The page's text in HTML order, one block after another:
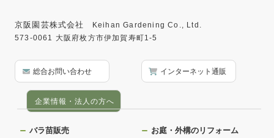
京阪園芸株式会社
Keihan Gardening Co., Ltd.
573-0061 大阪府枚方市伊加賀寿町1-5
総合お問い合わせ インターネット通販
企業情報・法人の方へ
バラ苗販売 お庭・外構のリフォーム